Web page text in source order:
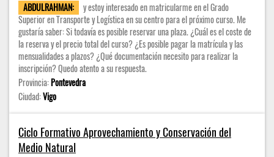
ABDULRAHMAN:
y estoy interesado en matricularme en el Grado
Superior en Transporte y Logística en su centro para el próximo curso. Me
gustaría saber: Si todavía es posible reservar una plaza. ¿Cuál es el coste de
la reserva y el precio total del curso? ¿Es posible pagar la matrícula y las
mensualidades a plazos? ¿Qué documentación necesito para realizar la
inscripción? Quedo atento a su respuesta.
Provincia:Pontevedra
Ciudad:Vigo
Ciclo Formativo Aprovechamiento y Conservación del
Medio Natural